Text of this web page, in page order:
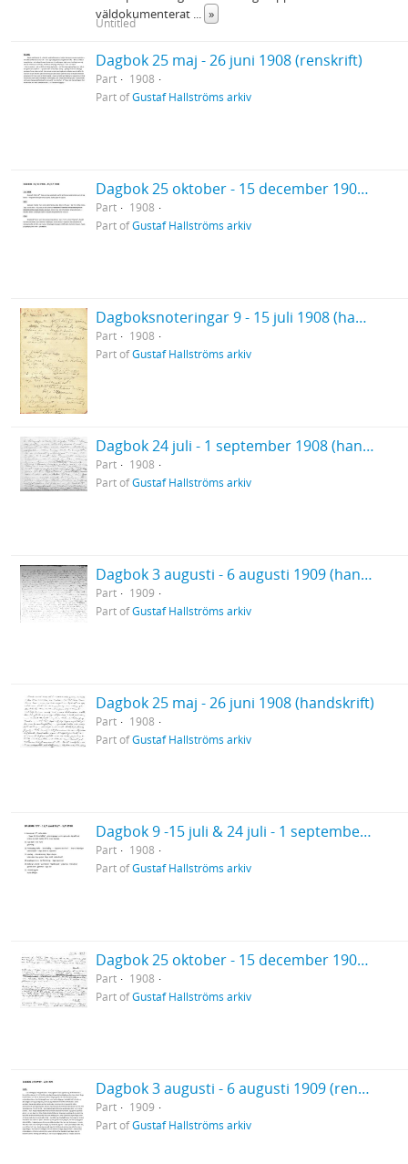
väldokumenterat ... »
Untitled
Dagbok 25 maj - 26 juni 1908 (renskrift)
Part
1908
Part ofGustaf Hallströms arkiv
Dagbok 25 oktober - 15 december 1908 (renskrift)
Part
1908
Part ofGustaf Hallströms arkiv
Dagboksnoteringar 9 - 15 juli 1908 (handskrift)
Part
1908
Part ofGustaf Hallströms arkiv
Dagbok 24 juli - 1 september 1908 (handskrift)
Part
1908
Part ofGustaf Hallströms arkiv
Dagbok 3 augusti - 6 augusti 1909 (handskrift)
Part
1909
Part ofGustaf Hallströms arkiv
Dagbok 25 maj - 26 juni 1908 (handskrift)
Part
1908
Part ofGustaf Hallströms arkiv
Dagbok 9 -15 juli & 24 juli - 1 september 1908 (renskrift)
Part
1908
Part ofGustaf Hallströms arkiv
Dagbok 25 oktober - 15 december 1908 (handskrift)
Part
1908
Part ofGustaf Hallströms arkiv
Dagbok 3 augusti - 6 augusti 1909 (renskrift)
Part
1909
Part ofGustaf Hallströms arkiv